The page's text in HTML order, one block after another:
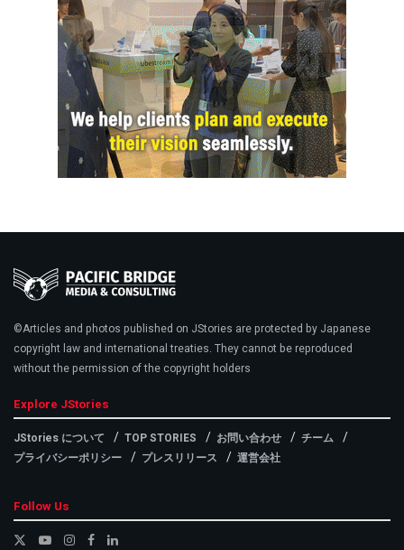
©Articles and photos published on JStories are protected by Japanese
copyright law and international treaties. They cannot be reproduced
without the permission of the copyright holders
Explore JStories
JStories について TOP STORIES お問い合わせ
チーム
プライバシーポリシー
プレスリリース 運営会社
Follow Us